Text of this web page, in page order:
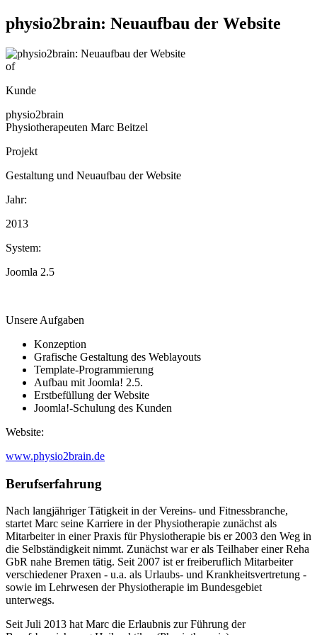
physio2brain: Neuaufbau der Website
of
Kunde
physio2brain
Physiotherapeuten Marc Beitzel
Projekt
Gestaltung und Neuaufbau der Website
Jahr:
2013
System:
Joomla 2.5
Unsere Aufgaben
Konzeption
Grafische Gestaltung des Weblayouts
Template-Programmierung
Aufbau mit Joomla! 2.5.
Erstbefüllung der Website
Joomla!-Schulung des Kunden
Website:
www.physio2brain.de
Berufserfahrung
Nach langjähriger Tätigkeit in der Vereins- und Fitnessbranche,
startet Marc seine Karriere in der Physiotherapie zunächst als
Mitarbeiter in einer Praxis für Physiotherapie bis er 2003 den Weg in
die Selbständigkeit nimmt. Zunächst war er als Teilhaber einer Reha
GbR nahe Bremen tätig. Seit 2007 ist er freiberuflich Mitarbeiter
verschiedener Praxen - u.a. als Urlaubs- und Krankheitsvertretung -
sowie im Lehrwesen der Physiotherapie im Bundesgebiet
unterwegs.
Seit Juli 2013 hat Marc die Erlaubnis zur Führung der